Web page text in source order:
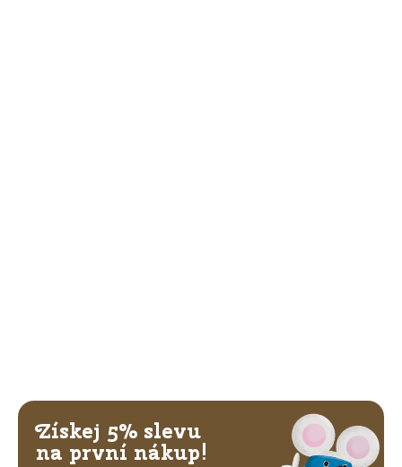
Získej 5% slevu
na první nákup!